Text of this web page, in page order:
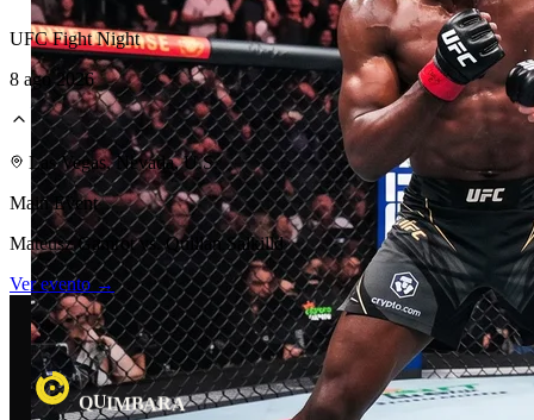
Laboratorio Técnico
UFC Fight Night
8 ago 2026
Las Vegas, Nevada, U.S.
Main Event
Mateusz Gamrot vs. Quillan Salkilld
Ver evento →
QUIMBARA